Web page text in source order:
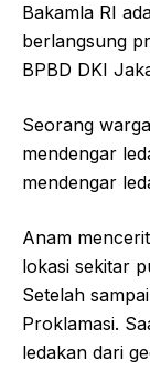
Bakamla RI
berlangsung
BPBD DKI
Seorang
mendengar
mendengar
Anam
lokasi sekitar
Setelah
Proklamasi.
ledakan dari